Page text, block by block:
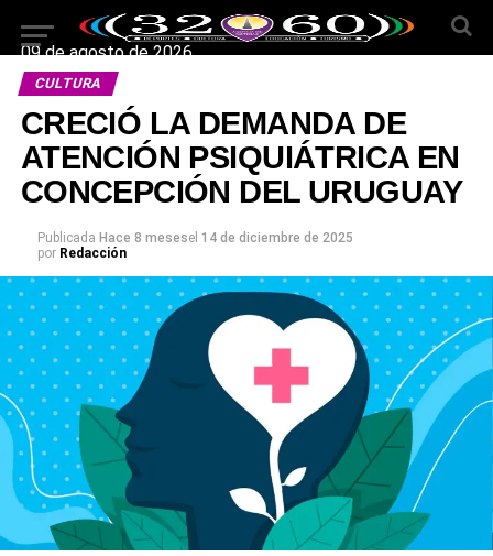
09 de agosto de 2026
CULTURA
CRECIÓ LA DEMANDA DE
ATENCIÓN PSIQUIÁTRICA EN
CONCEPCIÓN DEL URUGUAY
Publicada Hace 8 mesesel 14 de diciembre de 2025
por Redacción